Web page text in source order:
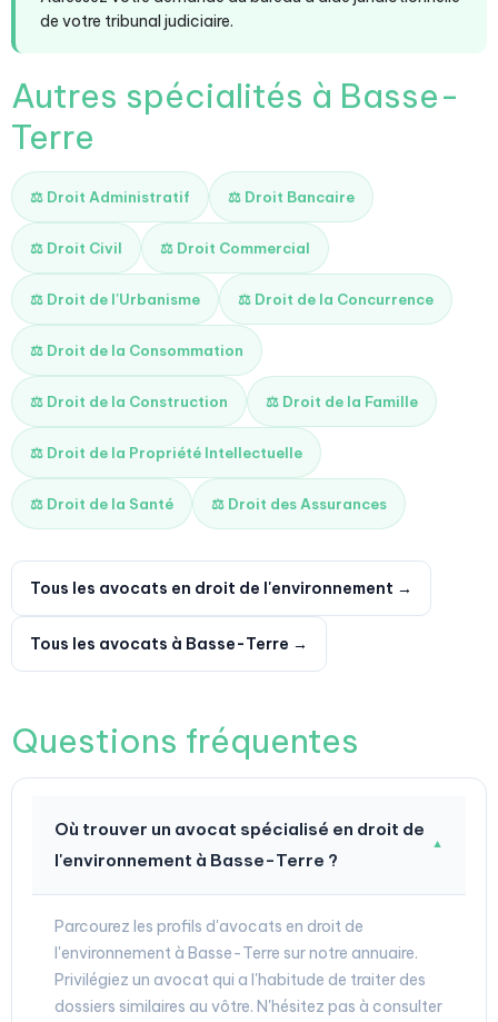
de votre tribunal judiciaire.
Autres spécialités à Basse-
Terre
⚖️ Droit Administratif ⚖️ Droit Bancaire
⚖️ Droit Civil ⚖️ Droit Commercial
⚖️ Droit de l'Urbanisme ⚖️ Droit de la Concurrence
⚖️ Droit de la Consommation
⚖️ Droit de la Construction ⚖️ Droit de la Famille
⚖️ Droit de la Propriété Intellectuelle
⚖️ Droit de la Santé ⚖️ Droit des Assurances
Tous les avocats en droit de l'environnement →
Tous les avocats à Basse-Terre →
Questions fréquentes
Où trouver un avocat spécialisé en droit de
l'environnement à Basse-Terre ?
▼
Parcourez les profils d'avocats en droit de
l'environnement à Basse-Terre sur notre annuaire.
Privilégiez un avocat qui a l'habitude de traiter des
dossiers similaires au vôtre. N'hésitez pas à consulter